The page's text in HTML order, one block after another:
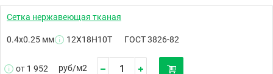
Сетка нержавеющая тканая
0.4х0.25 мм 12Х18Н10Т ГОСТ 3826-82
от 1 952 руб/м2